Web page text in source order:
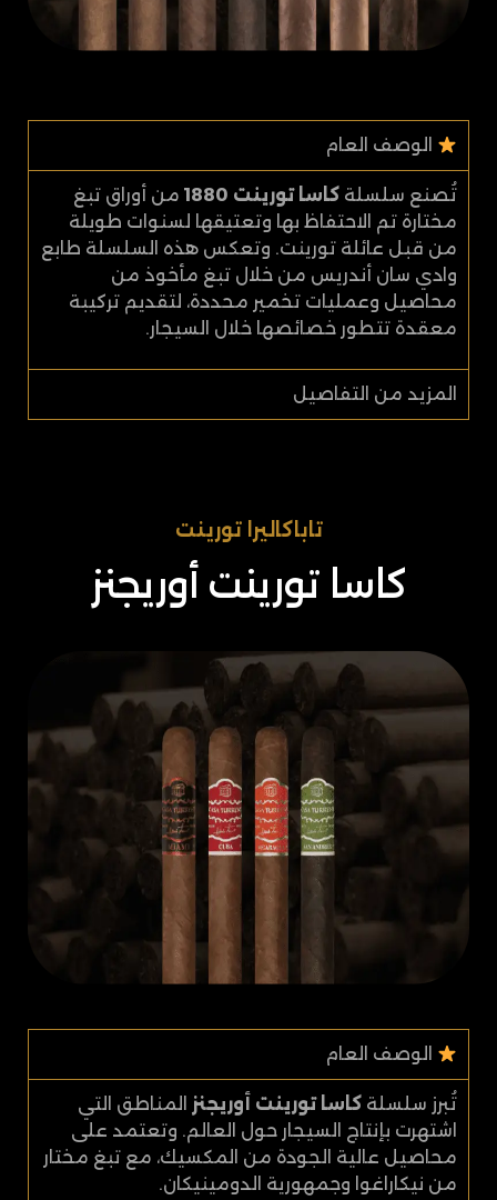
الوصف العام
تُصنع سلسلة كاسا تورينت 1880
من أوراق تبغ
مختارة تم الاحتفاظ بها وتعتيقها لسنوات طويلة
من قبل عائلة تورينت. وتعكس هذه السلسلة طابع
وادي سان أندريس من خلال تبغ مأخوذ من
محاصيل وعمليات تخمير محددة، لتقديم تركيبة
معقدة تتطور خصائصها خلال السيجار.
المزيد من التفاصيل
تاباكاليرا تورينت​
كاسا تورينت أوريجنز
الوصف العام
تُبرز سلسلة كاسا تورينت أوريجنز
المناطق التي
اشتهرت بإنتاج السيجار حول العالم. وتعتمد على
محاصيل عالية الجودة من المكسيك، مع تبغ مختار
من نيكاراغوا وجمهورية الدومينيكان.